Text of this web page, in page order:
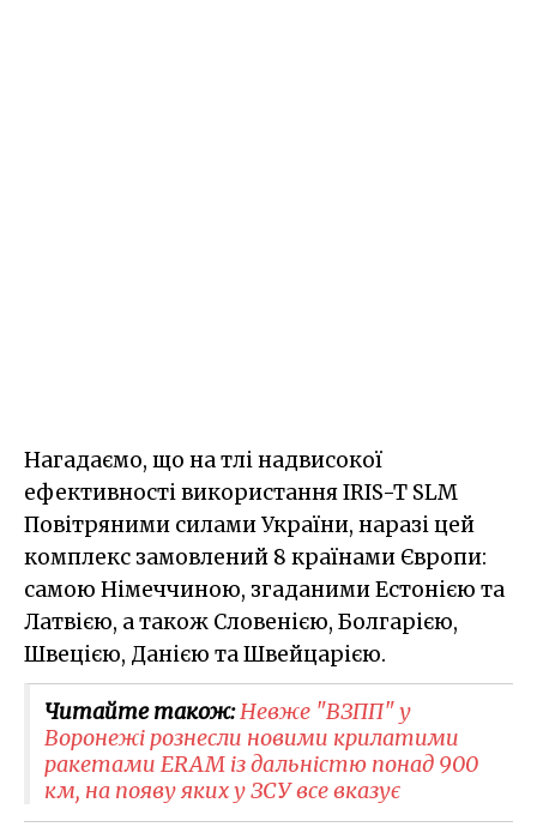
Нагадаємо, що на тлі надвисокої
ефективності використання IRIS-T SLM
Повітряними силами України, наразі цей
комплекс замовлений 8 країнами Європи:
самою Німеччиною, згаданими Естонією та
Латвією, а також Словенією, Болгарією,
Швецією, Данією та Швейцарією.
Читайте також:Невже "ВЗПП" у
Воронежі рознесли новими крилатими
ракетами ERAM із дальністю понад 900
км, на появу яких у ЗСУ все вказує